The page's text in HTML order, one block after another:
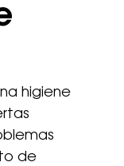
higiene
de